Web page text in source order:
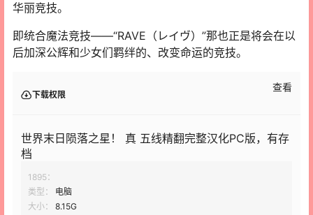
华丽竞技。
即统合魔法竞技——“RAVE（レイヴ）”那也正是将会在以
后加深公辉和少女们羁绊的、改变命运的竞技。
下载权限
查看
世界末日陨落之星！ 真 五线精翻完整汉化PC版，有存
档
1895：
类型：
电脑
大小：
8.15G